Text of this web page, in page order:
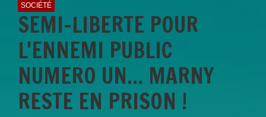
SOCIÉTÉ
SEMI-LIBERTE POUR
L'ENNEMI PUBLIC
NUMERO UN... MARNY
RESTE EN PRISON !